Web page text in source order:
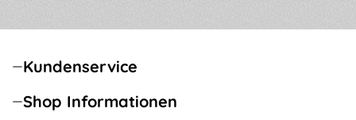
Kundenservice
Shop Informationen